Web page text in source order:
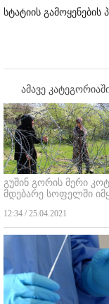
სტატიის გამოყენების
ამავე
გუშინ გორის მერი
მდებარე სოფელში
12:34 / 25.04.2021